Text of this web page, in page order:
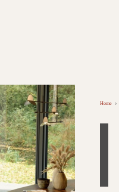
Home